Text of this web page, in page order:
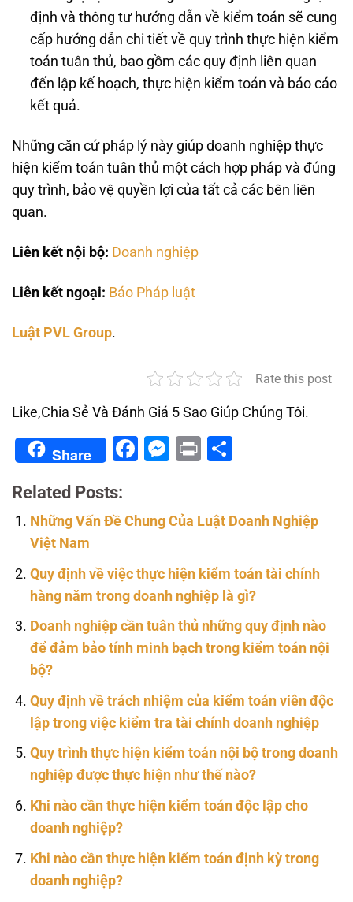
định và thông tư hướng dẫn về kiểm toán sẽ cung
cấp hướng dẫn chi tiết về quy trình thực hiện kiểm
toán tuân thủ, bao gồm các quy định liên quan
đến lập kế hoạch, thực hiện kiểm toán và báo cáo
kết quả.
Những căn cứ pháp lý này giúp doanh nghiệp thực
hiện kiểm toán tuân thủ một cách hợp pháp và đúng
quy trình, bảo vệ quyền lợi của tất cả các bên liên
quan.
Liên kết nội bộ: Doanh nghiệp
Liên kết ngoại: Báo Pháp luật
Luật PVL Group.
Rate this post
Like,Chia Sẻ Và Đánh Giá 5 Sao Giúp Chúng Tôi.
Share Facebook
Messenger
Print
Related Posts:
Những Vấn Đề Chung Của Luật Doanh Nghiệp
Việt Nam
Quy định về việc thực hiện kiểm toán tài chính
hàng năm trong doanh nghiệp là gì?
Doanh nghiệp cần tuân thủ những quy định nào
để đảm bảo tính minh bạch trong kiểm toán nội
bộ?
Quy định về trách nhiệm của kiểm toán viên độc
lập trong việc kiểm tra tài chính doanh nghiệp
Quy trình thực hiện kiểm toán nội bộ trong doanh
nghiệp được thực hiện như thế nào?
Khi nào cần thực hiện kiểm toán độc lập cho
doanh nghiệp?
Khi nào cần thực hiện kiểm toán định kỳ trong
doanh nghiệp?